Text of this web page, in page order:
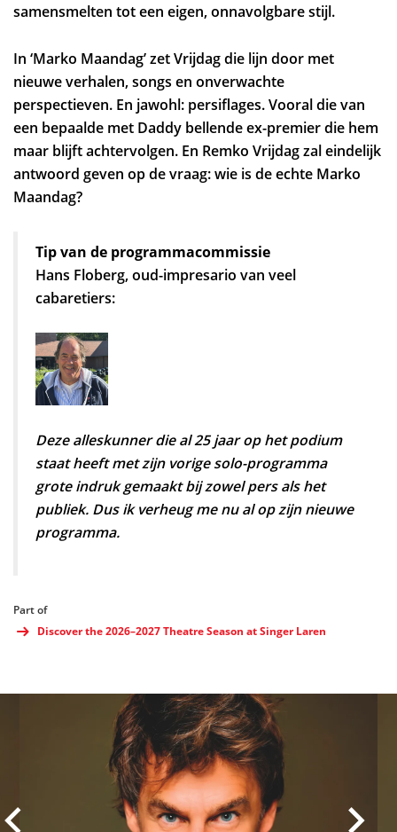
samensmelten tot een eigen, onnavolgbare stijl.
In ‘Marko Maandag’ zet Vrijdag die lijn door met
nieuwe verhalen, songs en onverwachte
perspectieven. En jawohl: persiflages. Vooral die van
een bepaalde met Daddy bellende ex-premier die hem
maar blijft achtervolgen. En Remko Vrijdag zal eindelijk
antwoord geven op de vraag: wie is de echte Marko
Maandag?
Tip van de programmacommissie
Hans Floberg, oud-impresario van veel
cabaretiers:
Deze alleskunner die al 25 jaar op het podium
staat heeft met zijn vorige solo-programma
grote indruk gemaakt bij zowel pers als het
publiek. Dus ik verheug me nu al op zijn nieuwe
programma.
Part of
Discover the 2026–2027 Theatre Season at Singer Laren
in